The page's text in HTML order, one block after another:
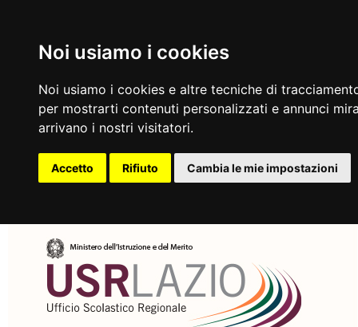
Noi usiamo i cookies
Noi usiamo i cookies e altre tecniche di
per mostrarti contenuti personalizzati e annunci
arrivano i nostri visitatori.
Accetto Rifiuto Cambia le mie impostazioni